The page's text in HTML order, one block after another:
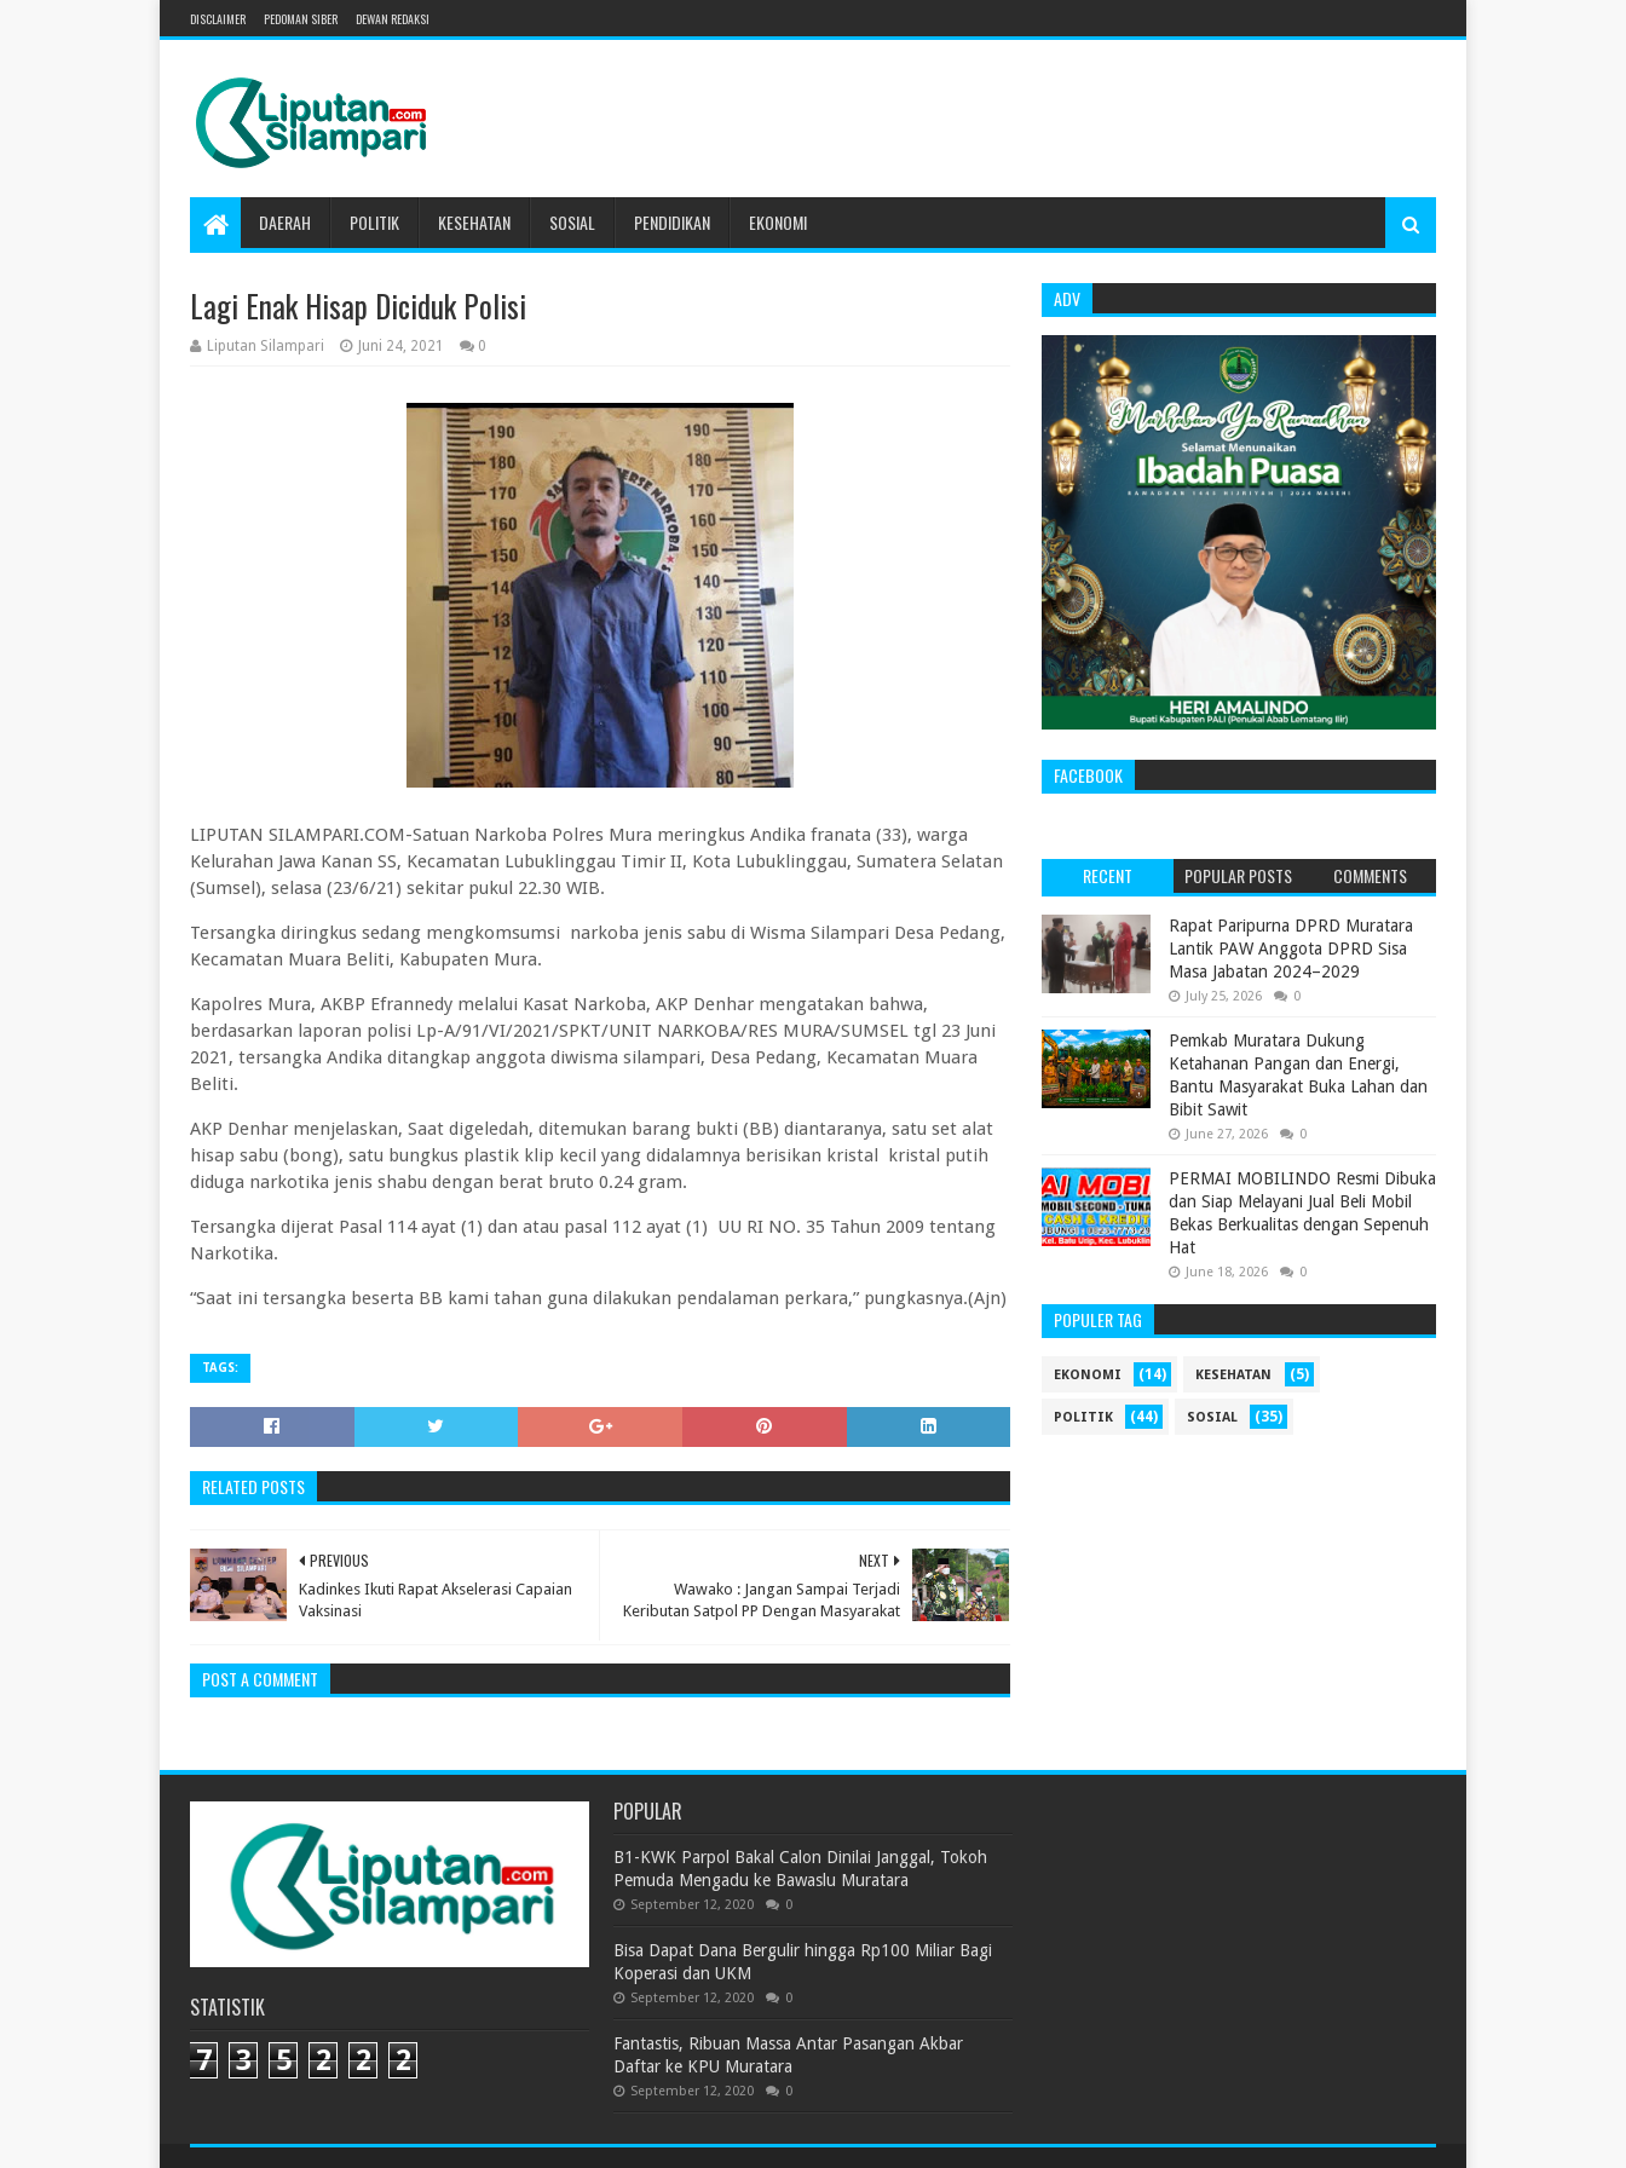
DISCLAIMER PEDOMAN SIBER DEWAN REDAKSI
DAERAH POLITIK KESEHATAN SOSIAL PENDIDIKAN EKONOMI
Lagi Enak Hisap Diciduk Polisi
Liputan Silampari Juni 24, 2021 0
LIPUTAN SILAMPARI.COM-Satuan Narkoba Polres Mura meringkus Andika franata (33), warga
Kelurahan Jawa Kanan SS, Kecamatan Lubuklinggau Timir II, Kota Lubuklinggau, Sumatera Selatan
(Sumsel), selasa (23/6/21) sekitar pukul 22.30 WIB.
Tersangka diringkus sedang mengkomsumsi narkoba jenis sabu di Wisma Silampari Desa Pedang,
Kecamatan Muara Beliti, Kabupaten Mura.
Kapolres Mura, AKBP Efrannedy melalui Kasat Narkoba, AKP Denhar mengatakan bahwa,
berdasarkan laporan polisi Lp-A/91/VI/2021/SPKT/UNIT NARKOBA/RES MURA/SUMSEL tgl 23 Juni
2021, tersangka Andika ditangkap anggota diwisma silampari, Desa Pedang, Kecamatan Muara
Beliti.
AKP Denhar menjelaskan, Saat digeledah, ditemukan barang bukti (BB) diantaranya, satu set alat
hisap sabu (bong), satu bungkus plastik klip kecil yang didalamnya berisikan kristal kristal putih
diduga narkotika jenis shabu dengan berat bruto 0.24 gram.
Tersangka dijerat Pasal 114 ayat (1) dan atau pasal 112 ayat (1) UU RI NO. 35 Tahun 2009 tentang
Narkotika.
“Saat ini tersangka beserta BB kami tahan guna dilakukan pendalaman perkara,” pungkasnya.(Ajn)
TAGS:
RELATED POSTS
NEXT
Wawako : Jangan Sampai Terjadi
Keributan Satpol PP Dengan Masyarakat
PREVIOUS
Kadinkes Ikuti Rapat Akselerasi Capaian
Vaksinasi
POST A COMMENT
ADV
FACEBOOK
RECENT POPULAR POSTS COMMENTS
‎Rapat Paripurna DPRD Muratara
Lantik PAW Anggota DPRD Sisa
Masa Jabatan 2024–2029 ‎
July 25, 2026 0
Pemkab Muratara Dukung
Ketahanan Pangan dan Energi,
Bantu Masyarakat Buka Lahan dan
Bibit Sawit
June 27, 2026 0
PERMAI MOBILINDO Resmi Dibuka
dan Siap Melayani Jual Beli Mobil
Bekas Berkualitas dengan Sepenuh
Hat
June 18, 2026 0
POPULER TAG
EKONOMI (14) KESEHATAN (5)
POLITIK (44) SOSIAL (35)
STATISTIK
7 3 5 2 2 2
POPULAR
B1-KWK Parpol Bakal Calon Dinilai Janggal, Tokoh
Pemuda Mengadu ke Bawaslu Muratara
September 12, 2020 0
Bisa Dapat Dana Bergulir hingga Rp100 Miliar Bagi
Koperasi dan UKM
September 12, 2020 0
Fantastis, Ribuan Massa Antar Pasangan Akbar
Daftar ke KPU Muratara
September 12, 2020 0